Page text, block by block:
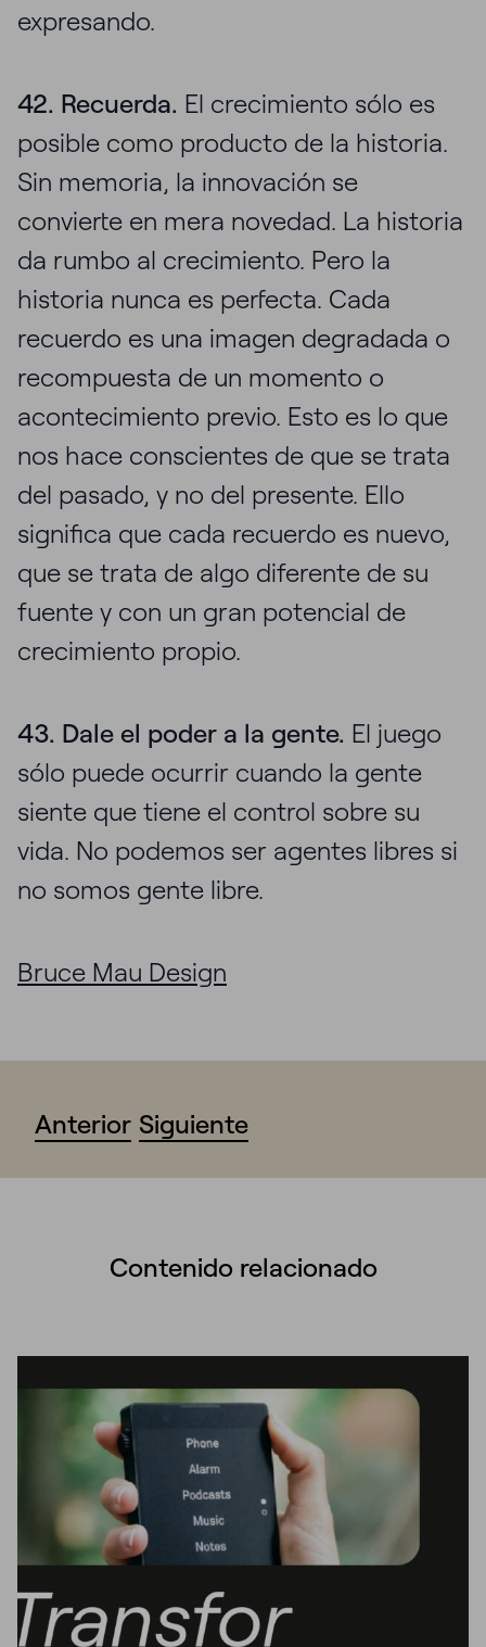
expresando.
42. Recuerda. El crecimiento sólo es
posible como producto de la historia.
Sin memoria, la innovación se
convierte en mera novedad. La historia
da rumbo al crecimiento. Pero la
historia nunca es perfecta. Cada
recuerdo es una imagen degradada o
recompuesta de un momento o
acontecimiento previo. Esto es lo que
nos hace conscientes de que se trata
del pasado, y no del presente. Ello
significa que cada recuerdo es nuevo,
que se trata de algo diferente de su
fuente y con un gran potencial de
crecimiento propio.
43. Dale el poder a la gente. El juego
sólo puede ocurrir cuando la gente
siente que tiene el control sobre su
vida. No podemos ser agentes libres si
no somos gente libre.
Bruce Mau Design
Anterior Siguiente
Contenido relacionado